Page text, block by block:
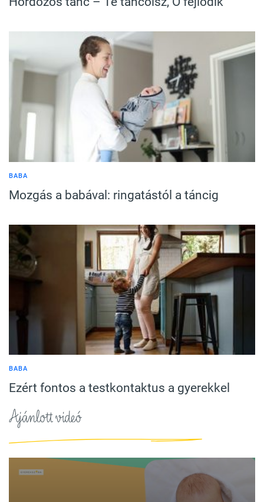
BABA
Mozgás a babával: ringatástól a táncig
BABA
Ezért fontos a testkontaktus a gyerekkel
Ajánlott videó